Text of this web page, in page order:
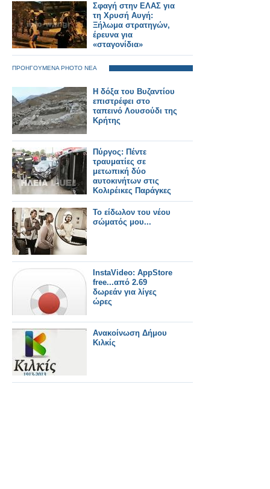
Σφαγή στην ΕΛΑΣ για
τη Χρυσή Αυγή:
Ξήλωμα στρατηγών,
έρευνα για
«σταγονίδια»
ΠΡΟΗΓΟΥΜΕΝΑ PHOTO ΝΕΑ
Η δόξα του Βυζαντίου
επιστρέφει στο
ταπεινό Λουσούδι της
Κρήτης
Πύργος: Πέντε
τραυματίες σε
μετωπική δύο
αυτοκινήτων στις
Κολιρέικες Παράγκες
Το είδωλον του νέου
σώματός μου...
InstaVideo: AppStore
free...από 2.69
δωρεάν για λίγες
ώρες
Ανακοίνωση Δήμου
Κιλκίς